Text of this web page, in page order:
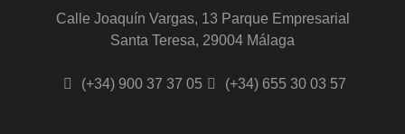
Calle Joaquín Vargas, 13 Parque Empresarial
Santa Teresa, 29004 Málaga
(+34) 900 37 37 05 (+34) 655 30 03 57